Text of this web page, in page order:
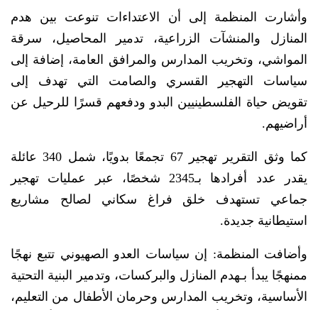
وأشارت المنظمة إلى أن الاعتداءات تنوعت بين هدم
المنازل والمنشآت الزراعية، تدمير المحاصيل، سرقة
المواشي، وتخريب المدارس والمرافق العامة، إضافة إلى
سياسات التهجير القسري والصامت التي تهدف إلى
تقويض حياة الفلسطينيين البدو ودفعهم قسرًا للرحيل عن
أراضيهم.
كما وثق التقرير تهجير 67 تجمعًا بدويًا، شمل 340 عائلة
يقدر عدد أفرادها بـ2345 شخصًا، عبر عمليات تهجير
جماعي تستهدف خلق فراغ سكاني لصالح مشاريع
استيطانية جديدة.
وأضافت المنظمة: إن سياسات العدو الصهيوني تتبع نهجًا
ممنهجًا يبدأ بـهدم المنازل والبركسات، وتدمير البنية التحتية
الأساسية، وتخريب المدارس وحرمان الأطفال من التعليم،